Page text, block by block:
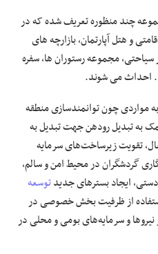
چند منظوره تعریف شده که در
و هتل آپارتمان، بازارچه های
سیاحتی، مجموعه رستوران ها، سفره
... احداث می شوند.
مواردی چون توانمندسازی منطقه
به تبدیل رودهن جهت تبدیل به
تقویت زیرساخت‌های سرمایه
گردشگران در محیط امن و سالم،
ایجاد بسترهای جدیدتوسعه
از ظرفیت بخش خصوصی در
و سرمایه‌های بومی و محلی در